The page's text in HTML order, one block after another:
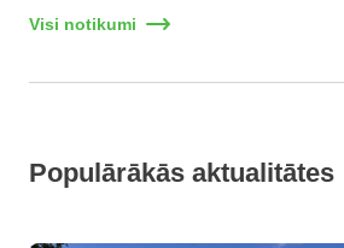
Visi notikumi
Populārākās aktualitātes